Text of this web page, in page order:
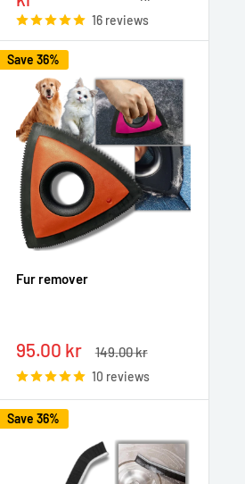
16 reviews
Save 36%
Fur remover
Sale
price
95.00 kr
Regular
149.00 kr
10 reviews
Save 36%